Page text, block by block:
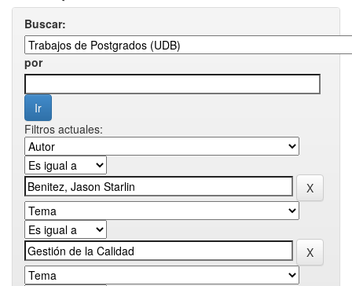
Buscar:
por
Filtros actuales: